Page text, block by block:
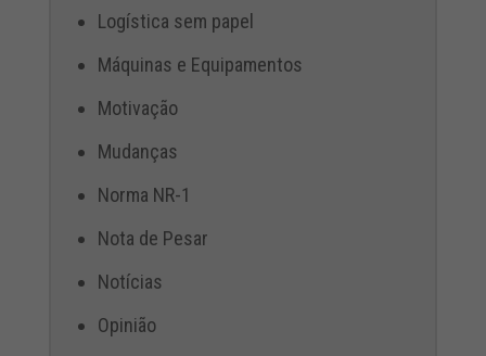
Logística sem papel
Máquinas e Equipamentos
Motivação
Mudanças
Norma NR-1
Nota de Pesar
Notícias
Opinião